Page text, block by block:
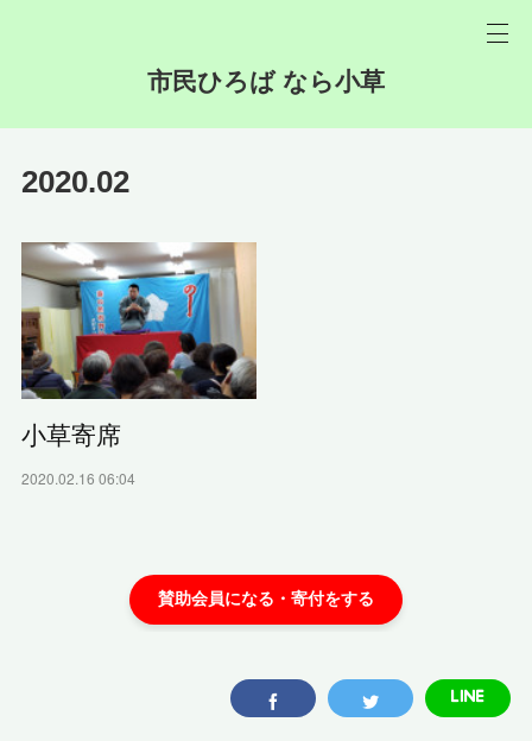
市民ひろば なら小草
2020.02
小草寄席
2020.02.16 06:04